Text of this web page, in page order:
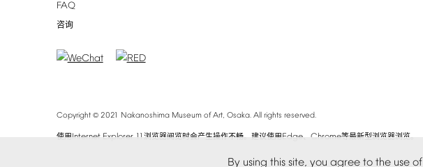
By using this site, you agree to the use of
FAQ
咨询
Copyright© 2021 Nakanoshima Museum of Art, Osaka. All rights reserved.
使用Internet Explorer 11 浏览器阅览时会产生操作不畅。建议使用Edge、 Chrome等最新型浏览器浏览。